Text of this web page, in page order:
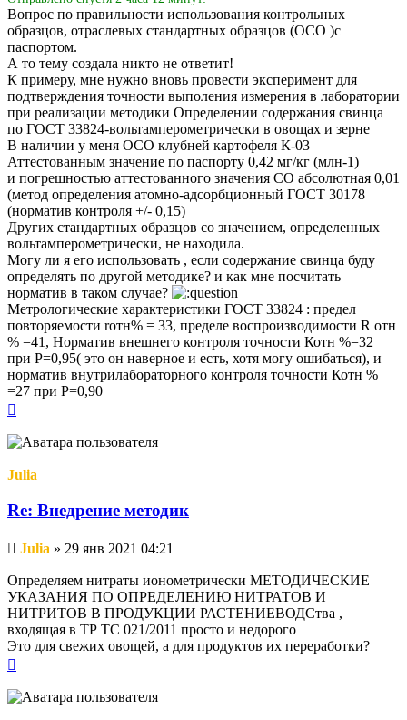
Вопрос по правильности использования контрольных
образцов, отраслевых стандартных образцов (ОСО )с
паспортом.
А то тему создала никто не ответит!
К примеру, мне нужно вновь провести эксперимент для
подтверждения точности выполения измерения в лаборатории
при реализации методики Определении содержания свинца
по ГОСТ 33824-вольтамперометрически в овощах и зерне
В наличии у меня ОСО клубней картофеля К-03
Аттестованным значение по паспорту 0,42 мг/кг (млн-1)
и погрешностью аттестованного значения СО абсолютная 0,01
(метод определения атомно-адсорбционный ГОСТ 30178
(норматив контроля +/- 0,15)
Других стандартных образцов со значением, определенных
вольтамперометрически, не находила.
Могу ли я его использовать , если содержание свинца буду
определять по другой методике? и как мне посчитать
норматив в таком случае?
Метрологические характеристики ГОСТ 33824 : предел
повторяемости rотн% = 33, пределе воспроизводимости R отн
% =41, Норматив внешнего контроля точности Котн %=32
при Р=0,95( это он наверное и есть, хотя могу ошибаться), и
норматив внутрилабораторного контроля точности Котн %
=27 при Р=0,90
началу
Julia
Re: Внедрение методик
Непрочитанное
Julia » 29 янв 2021 04:21
Определяем нитраты ионометрически МЕТОДИЧЕСКИЕ
УКАЗАНИЯ ПО ОПРЕДЕЛЕНИЮ НИТРАТОВ И
НИТРИТОВ В ПРОДУКЦИИ РАСТЕНИЕВОДСтва ,
входящая в ТР ТС 021/2011 просто и недорого
Это для свежих овощей, а для продуктов их переработки?
началу